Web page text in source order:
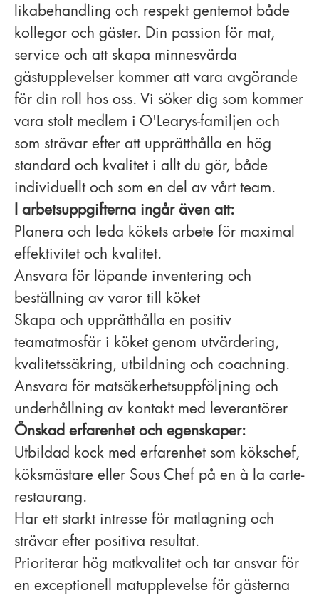
likabehandling och respekt gentemot både
kollegor och gäster. Din passion för mat,
service och att skapa minnesvärda
gästupplevelser kommer att vara avgörande
för din roll hos oss. Vi söker dig som kommer
vara stolt medlem i O'Learys-familjen och
som strävar efter att upprätthålla en hög
standard och kvalitet i allt du gör, både
individuellt och som en del av vårt team.
I arbetsuppgifterna ingår även att:
Planera och leda kökets arbete för maximal
effektivitet och kvalitet.
Ansvara för löpande inventering och
beställning av varor till köket
Skapa och upprätthålla en positiv
teamatmosfär i köket genom utvärdering,
kvalitetssäkring, utbildning och coachning.
Ansvara för matsäkerhetsuppföljning och
underhållning av kontakt med leverantörer
Önskad erfarenhet och egenskaper:
Utbildad kock med erfarenhet som kökschef,
köksmästare eller Sous Chef på en à la carte-
restaurang.
Har ett starkt intresse för matlagning och
strävar efter positiva resultat.
Prioriterar hög matkvalitet och tar ansvar för
en exceptionell matupplevelse för gästerna